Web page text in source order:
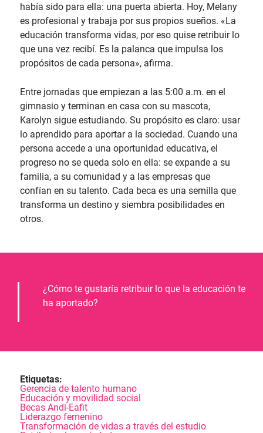
había sido para ella: una puerta abierta. Hoy, Melany
es profesional y trabaja por sus propios sueños. «La
educación transforma vidas, por eso quise retribuir lo
que una vez recibí. Es la palanca que impulsa los
propósitos de cada persona», afirma.
Entre jornadas que empiezan a las 5:00 a.m. en el
gimnasio y terminan en casa con su mascota,
Karolyn sigue estudiando. Su propósito es claro: usar
lo aprendido para aportar a la sociedad. Cuando una
persona accede a una oportunidad educativa, el
progreso no se queda solo en ella: se expande a su
familia, a su comunidad y a las empresas que
confían en su talento. Cada beca es una semilla que
transforma un destino y siembra posibilidades en
otros.
¿Cómo te gustaría retribuir lo que la educación te
ha aportado?
Etiquetas:
Gerencia de talento humano
Educación y movilidad social
Becas Andi-Eafit
Liderazgo femenino
Transformación de vidas a través del estudio